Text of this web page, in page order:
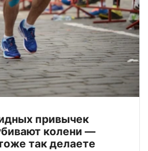
привычек
колени —
так делаете